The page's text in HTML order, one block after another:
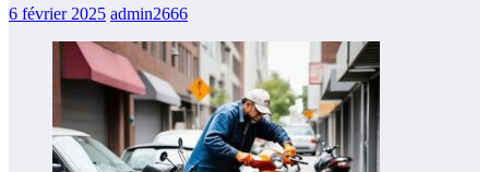
6 février 2025 admin2666